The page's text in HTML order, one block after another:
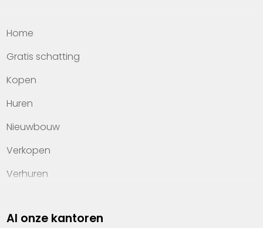
Home
Gratis schatting
Kopen
Huren
Nieuwbouw
Verkopen
Verhuren
Property management
Al onze kantoren